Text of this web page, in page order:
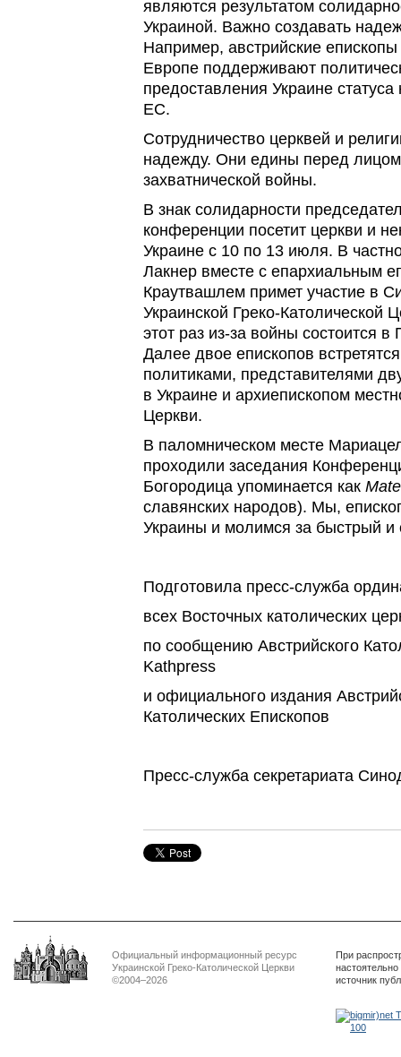
являются результатом
Украиной. Важно создавать
Например, австрийские
Европе поддерживают
предоставления Украине
ЕС.
Сотрудничество церквей и
надежду. Они едины перед лицом
захватнической войны.
В знак солидарности
конференции посетит церкви и
Украине с 10 по 13 июля. В
Лакнер вместе с епархиальным
Краутвашлем примет участие в
Украинской Греко-Католической
этот раз из-за войны состоится
Далее двое епископов
политиками, представителями
в Украине и архиепископом
Церкви.
В паломническом месте
проходили заседания
Богородица упоминается как
славянских народов). Мы,
Украины и молимся за быстрый
Подготовила пресс-служба
всех Восточных католических
по сообщению Австрийского
Kathpress
и официального издания
Католических Епископов
Пресс-служба секретариата
Официальный информационный ресурс
Украинской Греко-Католической Церкви
©2004–2026
При
источник